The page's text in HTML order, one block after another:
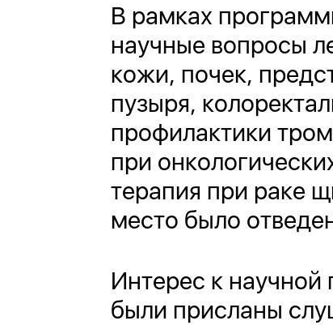
В рамках
научные вопросы
кожи, почек,
пузыря,
профилактики
при
терапия при раке
место было
Интерес к научной
были присланы